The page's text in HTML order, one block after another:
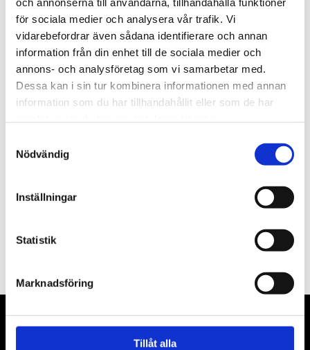
för sociala medier och analysera vår trafik. Vi
vidarebefordrar även sådana identifierare och annan
information från din enhet till de sociala medier och
annons- och analysföretag som vi samarbetar med.
Dessa kan i sin tur kombinera informationen med annan
information som du har tillhandahållit eller som de har
Nödvändig
Inställningar
Statistik
Marknadsföring
Tillåt alla
st Lägg i varukorgen
Om varumärket
Filer